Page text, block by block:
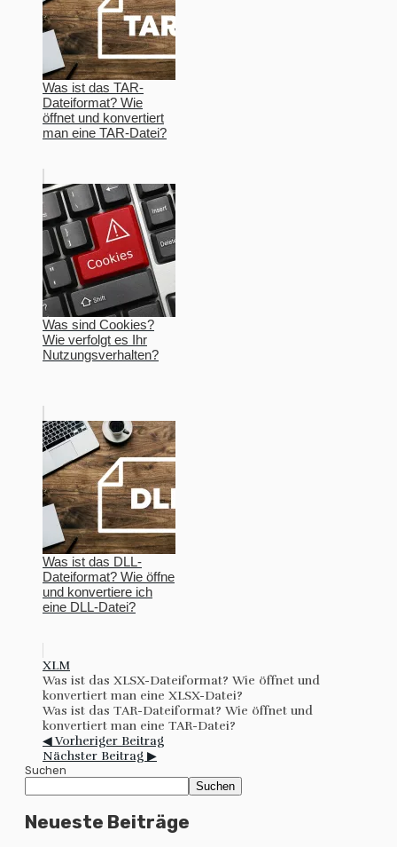
Was ist das TAR-
Dateiformat? Wie
öffnet und konvertiert
man eine TAR-Datei?
Was sind Cookies?
Wie verfolgt es Ihr
Nutzungsverhalten?
Was ist das DLL-
Dateiformat? Wie öffne
und konvertiere ich
eine DLL-Datei?
XLM
Was ist das XLSX-Dateiformat? Wie öffnet und
konvertiert man eine XLSX-Datei?
Was ist das TAR-Dateiformat? Wie öffnet und
konvertiert man eine TAR-Datei?
◀ Vorheriger Beitrag
Nächster Beitrag ▶
Suchen
Suchen
Neueste Beiträge